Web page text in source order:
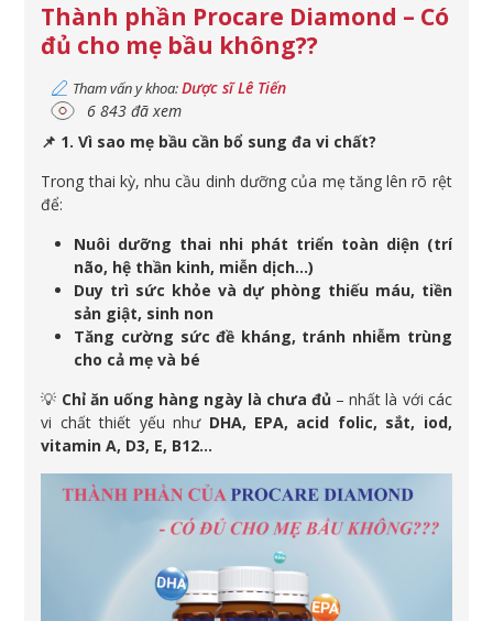
Thành phần Procare Diamond – Có
đủ cho mẹ bầu không??
Tham vấn y khoa:Dược sĩ Lê Tiến
6 843 đã xem
📌 1. Vì sao mẹ bầu cần bổ sung đa vi chất?
Trong thai kỳ, nhu cầu dinh dưỡng của mẹ tăng lên rõ rệt
để:
Nuôi dưỡng thai nhi phát triển toàn diện (trí
não, hệ thần kinh, miễn dịch…)
Duy trì sức khỏe và dự phòng thiếu máu, tiền
sản giật, sinh non
Tăng cường sức đề kháng, tránh nhiễm trùng
cho cả mẹ và bé
💡 Chỉ ăn uống hàng ngày là chưa đủ – nhất là với các
vi chất thiết yếu như DHA, EPA, acid folic, sắt, iod,
vitamin A, D3, E, B12…